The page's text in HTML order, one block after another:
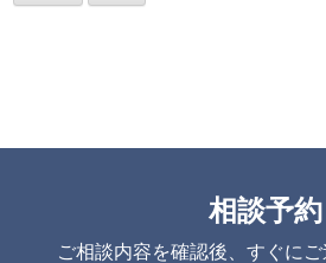
相談予約
ご相談内容を確認後、すぐにご